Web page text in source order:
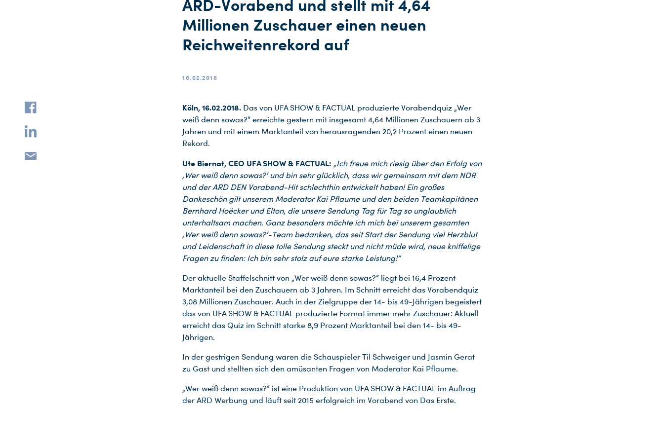
ARD-Vorabend und stellt mit 4,64
Millionen Zuschauer einen neuen
Reichweitenrekord auf
16.02.2018
Köln, 16.02.2018. Das von UFA SHOW & FACTUAL produzierte Vorabendquiz „Wer
weiß denn sowas?“ erreichte gestern mit insgesamt 4,64 Millionen Zuschauern ab 3
Jahren und mit einem Marktanteil von herausragenden 20,2 Prozent einen neuen
Rekord.
Ute Biernat, CEO UFA SHOW & FACTUAL: „Ich freue mich riesig über den Erfolg von
‚Wer weiß denn sowas?‘ und bin sehr glücklich, dass wir gemeinsam mit dem NDR
und der ARD DEN Vorabend-Hit schlechthin entwickelt haben! Ein großes
Dankeschön gilt unserem Moderator Kai Pflaume und den beiden Teamkapitänen
Bernhard Hoëcker und Elton, die unsere Sendung Tag für Tag so unglaublich
unterhaltsam machen. Ganz besonders möchte ich mich bei unserem gesamten
‚Wer weiß denn sowas?‘-Team bedanken, das seit Start der Sendung viel Herzblut
und Leidenschaft in diese tolle Sendung steckt und nicht müde wird, neue kniffelige
Fragen zu finden: Ich bin sehr stolz auf eure starke Leistung!“
Der aktuelle Staffelschnitt von „Wer weiß denn sowas?“ liegt bei 16,4 Prozent
Marktanteil bei den Zuschauern ab 3 Jahren. Im Schnitt erreicht das Vorabendquiz
3,08 Millionen Zuschauer. Auch in der Zielgruppe der 14- bis 49-Jährigen begeistert
das von UFA SHOW & FACTUAL produzierte Format immer mehr Zuschauer: Aktuell
erreicht das Quiz im Schnitt starke 8,9 Prozent Marktanteil bei den 14- bis 49-
Jährigen.
In der gestrigen Sendung waren die Schauspieler Til Schweiger und Jasmin Gerat
zu Gast und stellten sich den amüsanten Fragen von Moderator Kai Pflaume.
„Wer weiß denn sowas?“ ist eine Produktion von UFA SHOW & FACTUAL im Auftrag
der ARD Werbung und läuft seit 2015 erfolgreich im Vorabend von Das Erste.